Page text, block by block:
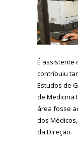
É assistente
contribuiu
Estudos de
de Medicina
área fosse
dos
da Direção.